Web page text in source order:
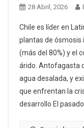
28 Abril, 2026
Chile es líder en
plantas de ósmosis
(más del 80%) y el
árido. Antofagasta
agua desalada, y
que enfrentan la
desarrollo El